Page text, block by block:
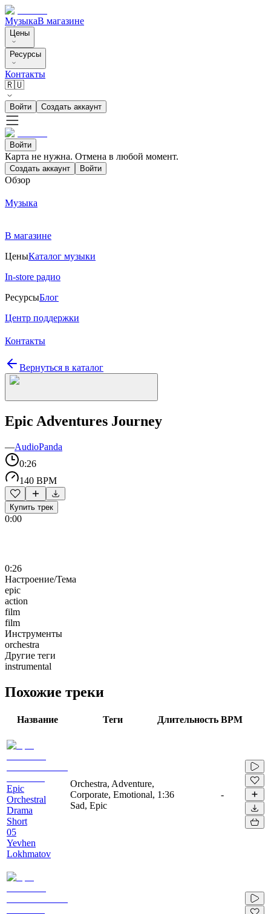
МузыкаВ магазине
Цены
Ресурсы
Контакты
🇷🇺
Войти Создать аккаунт
Войти
Карта не нужна. Отмена в любой момент.
Создать аккаунт Войти
Обзор
Музыка
В магазине
ЦеныКаталог музыки
In-store радио
РесурсыБлог
Центр поддержки
Контакты
Вернуться в каталог
Epic Adventures Journey
—AudioPanda
0:26
140 BPM
Купить трек
0:00
0:26
Настроение/Тема
epic
action
film
film
Инструменты
orchestra
Другие теги
instrumental
Похожие треки
Название Теги Длительность BPM
Epic
Orchestral
Drama
Short
05
Yevhen
Lokhmatov
Orchestra, Adventure,
Corporate, Emotional,
Sad, Epic
1:36 -